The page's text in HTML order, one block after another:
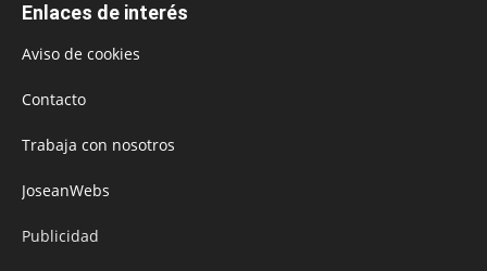
Enlaces de interés
Aviso de cookies
Contacto
Trabaja con nosotros
JoseanWebs
Publicidad